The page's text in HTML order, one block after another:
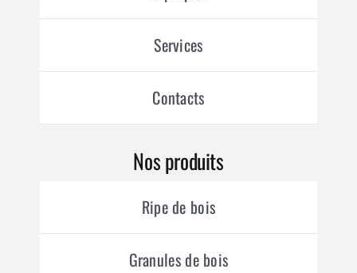
Services
Contacts
Nos produits
Ripe de bois
Granules de bois